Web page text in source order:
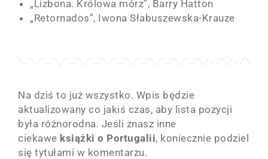
„Lizbona. Królowa mórz”, Barry Hatton
„Retornados”, Iwona Słabuszewska-Krauze
Na dziś to już wszystko. Wpis będzie
aktualizowany co jakiś czas, aby lista pozycji
była różnorodna. Jeśli znasz inne
ciekawe książki o Portugalii, koniecznie podziel
się tytułami w komentarzu.